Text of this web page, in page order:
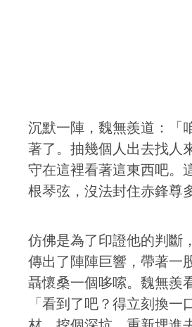
沉默一陣，魏無羨道：「
著了。抽幾個人出去找人
守在這裡看著這東西吧。
根琴弦，沒法封住赤鋒尊
仿佛是為了印證他的判斷
傳出了陣陣巨響，帶著一
聶懷桑一個哆嗦。魏無羨
「看到了吧？得立刻換一